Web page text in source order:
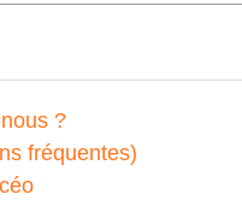
?
fréquentes)